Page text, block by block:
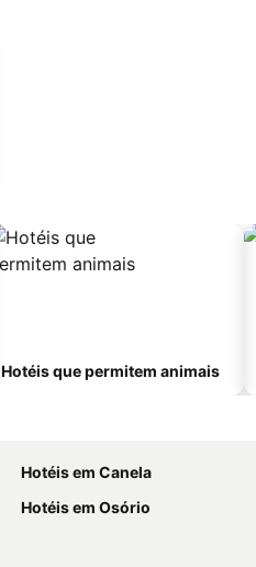
Hotéis que permitem animais
Hotéis em Canela
Hotéis em Osório